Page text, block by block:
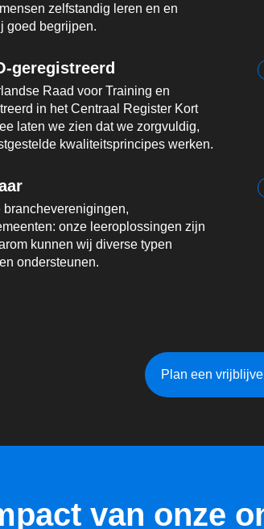
zelfstandig leren en en
goed begrijpen.
geregistreerd
Raad voor Training en
in het Centraal Register Kort
laten we zien dat we zorgvuldig,
kwaliteitsprincipes werken.
onze leeroplossingen zijn
kunnen wij diverse typen
ondersteunen.
Plan een
van onze